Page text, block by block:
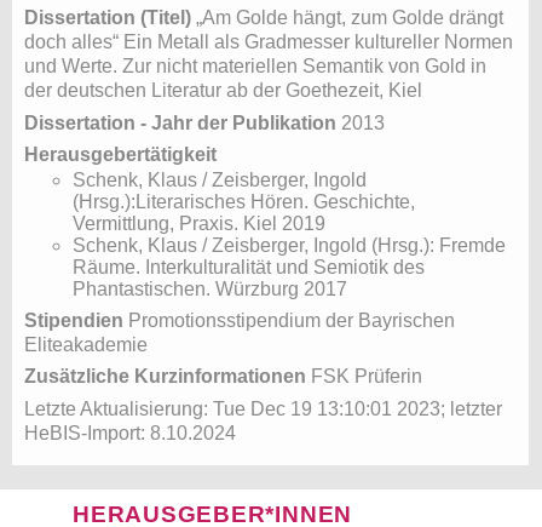
Dissertation (Titel) „Am Golde hängt, zum Golde drängt
doch alles“ Ein Metall als Gradmesser kultureller Normen
und Werte. Zur nicht materiellen Semantik von Gold in
der deutschen Literatur ab der Goethezeit, Kiel
Dissertation - Jahr der Publikation 2013
Herausgebertätigkeit
Schenk, Klaus / Zeisberger, Ingold
(Hrsg.):Literarisches Hören. Geschichte,
Vermittlung, Praxis. Kiel 2019
Schenk, Klaus / Zeisberger, Ingold (Hrsg.): Fremde
Räume. Interkulturalität und Semiotik des
Phantastischen. Würzburg 2017
Stipendien Promotionsstipendium der Bayrischen
Eliteakademie
Zusätzliche Kurzinformationen FSK Prüferin
Letzte Aktualisierung: Tue Dec 19 13:10:01 2023; letzter
HeBIS-Import: 8.10.2024
HERAUSGEBER*INNEN